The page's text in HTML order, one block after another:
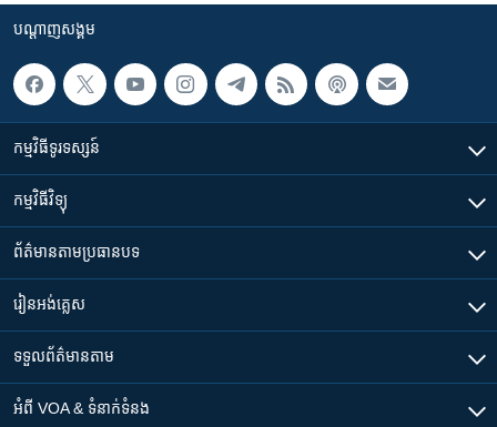
បណ្តាញ​សង្គម
កម្មវិធី​ទូរទស្សន៍
កម្មវិធី​វិទ្យុ
ព័ត៌មាន​តាមប្រធានបទ​
រៀន​​អង់គ្លេស
ទទួល​ព័ត៌មាន​តាម
អំពី​ VOA & ទំនាក់ទំនង